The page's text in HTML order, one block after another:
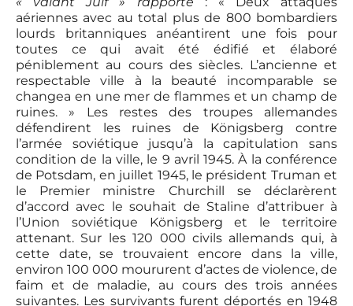
aériennes avec au total plus de 800 bombardiers
lourds britanniques anéantirent une fois pour
toutes ce qui avait été édifié et élaboré
péniblement au cours des siècles. L’ancienne et
respectable ville à la beauté incomparable se
changea en une mer de flammes et un champ de
ruines. » Les restes des troupes allemandes
défendirent les ruines de Königsberg contre
l’armée soviétique jusqu’à la capitulation sans
condition de la ville, le 9 avril 1945. À la conférence
de Potsdam, en juillet 1945, le président Truman et
le Premier ministre Churchill se déclarèrent
d’accord avec le souhait de Staline d’attribuer à
l’Union soviétique Königsberg et le territoire
attenant. Sur les 120 000 civils allemands qui, à
cette date, se trouvaient encore dans la ville,
environ 100 000 moururent d’actes de violence, de
faim et de maladie, au cours des trois années
suivantes. Les survivants furent déportés en 1948